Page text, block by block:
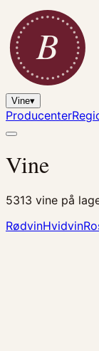
B
Vine▾
Producenter
Vine
5313 vine på
RødvinHvidvin